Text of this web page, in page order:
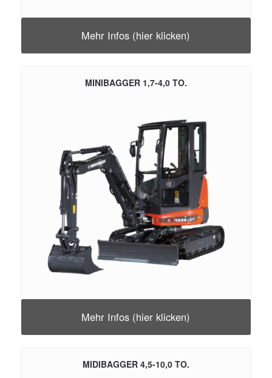
Mehr Infos (hier klicken)
MINIBAGGER 1,7-4,0 TO.
Mehr Infos (hier klicken)
MIDIBAGGER 4,5-10,0 TO.